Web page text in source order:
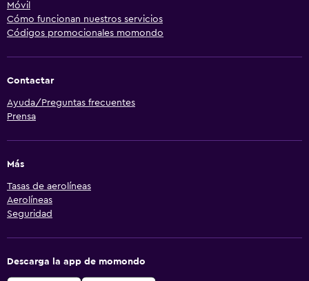
Móvil
Cómo funcionan nuestros servicios
Códigos promocionales momondo
Contactar
Ayuda/Preguntas frecuentes
Prensa
Más
Tasas de aerolíneas
Aerolíneas
Seguridad
Descarga la app de momondo